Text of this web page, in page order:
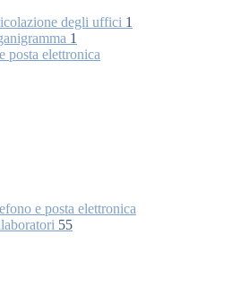
degli uffici 1
1
posta elettronica
e posta elettronica
55